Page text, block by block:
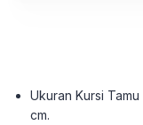
Ukuran Kursi
cm.